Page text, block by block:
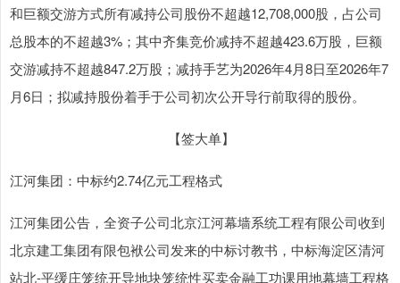
和巨额交游方式所有减持公司股份不超越12,708,000股，占公司
总股本的不超越3%；其中齐集竞价减持不超越423.6万股，巨额
交游减持不超越847.2万股；减持手艺为2026年4月8日至2026年7
月6日；拟减持股份着手于公司初次公开导行前取得的股份。
【签大单】
江河集团：中标约2.74亿元工程格式
江河集团公告，全资子公司北京江河幕墙系统工程有限公司收到
北京建工集团有限包袱公司发来的中标讨教书，中标海淀区清河
站北-平缓庄笼统开导地块笼统性买卖金融工功课用地幕墙工程格